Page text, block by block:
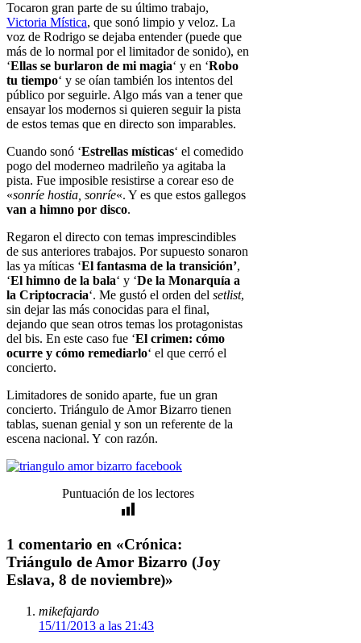
Tocaron gran parte de su último trabajo,
Victoria Mística, que sonó limpio y veloz. La
voz de Rodrigo se dejaba entender (puede que
más de lo normal por el limitador de sonido), en
‘Ellas se burlaron de mi magia‘ y en ‘Robo
tu tiempo‘ y se oían también los intentos del
público por seguirle. Algo más van a tener que
ensayar los modernos si quieren seguir la pista
de estos temas que en directo son imparables.
Cuando sonó ‘Estrellas místicas‘ el comedido
pogo del moderneo madrileño ya agitaba la
pista. Fue imposible resistirse a corear eso de
«sonríe hostia, sonríe«. Y es que estos gallegos
van a himno por disco.
Regaron el directo con temas imprescindibles
de sus anteriores trabajos. Por supuesto sonaron
las ya míticas ‘El fantasma de la transición’,
‘El himno de la bala‘ y ‘De la Monarquía a
la Criptocracia‘. Me gustó el orden del setlist,
sin dejar las más conocidas para el final,
dejando que sean otros temas los protagonistas
del bis. En este caso fue ‘El crimen: cómo
ocurre y cómo remediarlo‘ el que cerró el
concierto.
Limitadores de sonido aparte, fue un gran
concierto. Triángulo de Amor Bizarro tienen
tablas, suenan genial y son un referente de la
escena nacional. Y con razón.
Puntuación de los lectores
1 comentario en «Crónica:
Triángulo de Amor Bizarro (Joy
Eslava, 8 de noviembre)»
mikefajardo
15/11/2013 a las 21:43